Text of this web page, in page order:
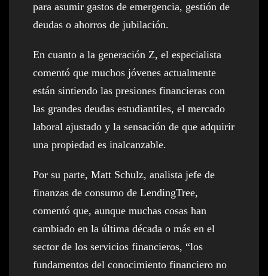
para asumir gastos de emergencia, gestión de
deudas o ahorros de jubilación.
En cuanto a la generación Z, el especialista
comentó que muchos jóvenes actualmente
están sintiendo las presiones financieras con
las grandes deudas estudiantiles, el mercado
laboral ajustado y la sensación de que adquirir
una propiedad es inalcanzable.
Por su parte, Matt Schulz, analista jefe de
finanzas de consumo de LendingTree,
comentó que, aunque muchas cosas han
cambiado en la última década o más en el
sector de los servicios financieros, “los
fundamentos del conocimiento financiero no